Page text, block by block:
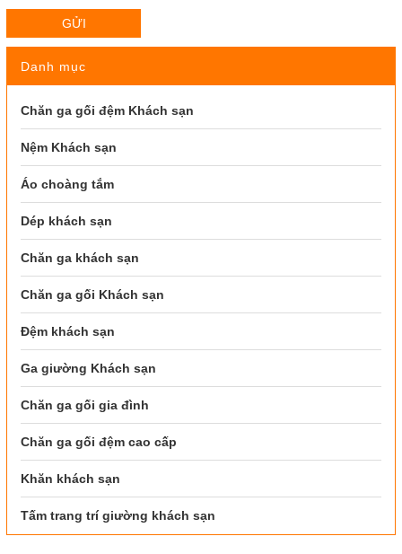
GỬI
Danh mục
Chăn ga gối đệm Khách sạn
Nệm Khách sạn
Áo choàng tắm
Dép khách sạn
Chăn ga khách sạn
Chăn ga gối Khách sạn
Đệm khách sạn
Ga giường Khách sạn
Chăn ga gối gia đình
Chăn ga gối đệm cao cấp
Khăn khách sạn
Tấm trang trí giường khách sạn